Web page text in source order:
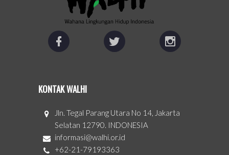
KONTAK WALHI
Jln. Tegal Parang Utara No 14, Jakarta
Selatan 12790. INDONESIA
informasi@walhi.or.id
+62-21-79193363